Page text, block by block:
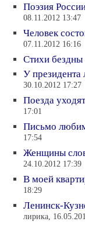
Поэзия
08.11.2012 13:47
Человек
07.11.2012 16:16
Стихи бездны
У президента
30.10.2012 17:27
Поезда
17:01
Письмо
17:54
Женщины
24.10.2012 17:39
В моей
18:29
Ленинск-
лирика,